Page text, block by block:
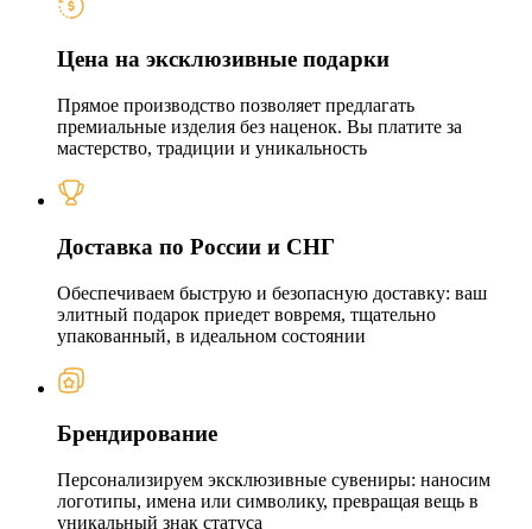
Цена на эксклюзивные подарки
Прямое производство позволяет предлагать
премиальные изделия без наценок. Вы платите за
мастерство, традиции и уникальность
Доставка по России и СНГ
Обеспечиваем быструю и безопасную доставку: ваш
элитный подарок приедет вовремя, тщательно
упакованный, в идеальном состоянии
Брендирование
Персонализируем эксклюзивные сувениры: наносим
логотипы, имена или символику, превращая вещь в
уникальный знак статуса